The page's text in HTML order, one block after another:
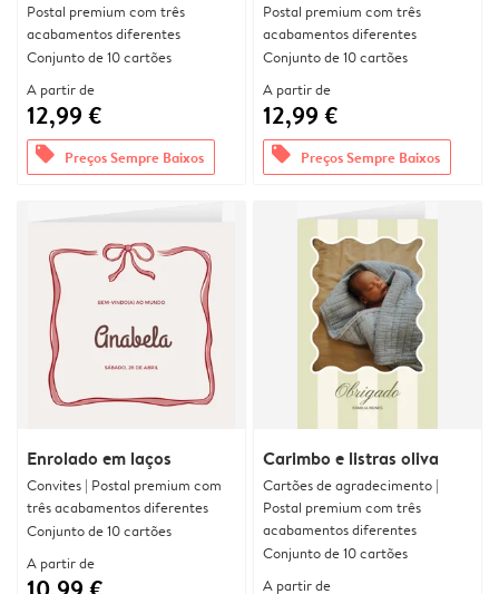
Postal premium com três
acabamentos diferentes
Conjunto de 10 cartões
A partir de
12,99 €
offers Preços Sempre Baixos
Postal premium com três
acabamentos diferentes
Conjunto de 10 cartões
A partir de
12,99 €
offers Preços Sempre Baixos
Enrolado em laços
Convites | Postal premium com
três acabamentos diferentes
Conjunto de 10 cartões
A partir de
Carimbo e listras oliva
Cartões de agradecimento |
Postal premium com três
acabamentos diferentes
Conjunto de 10 cartões
A partir de